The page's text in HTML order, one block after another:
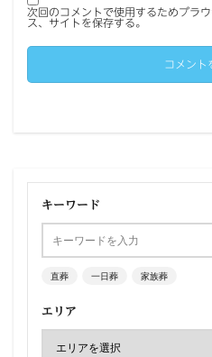
次回のコメントで使用するためブラ
ス、サイトを保存する。
キーワード
直葬 一日葬 家族葬
エリア